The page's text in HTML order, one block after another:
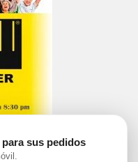
sus pedidos